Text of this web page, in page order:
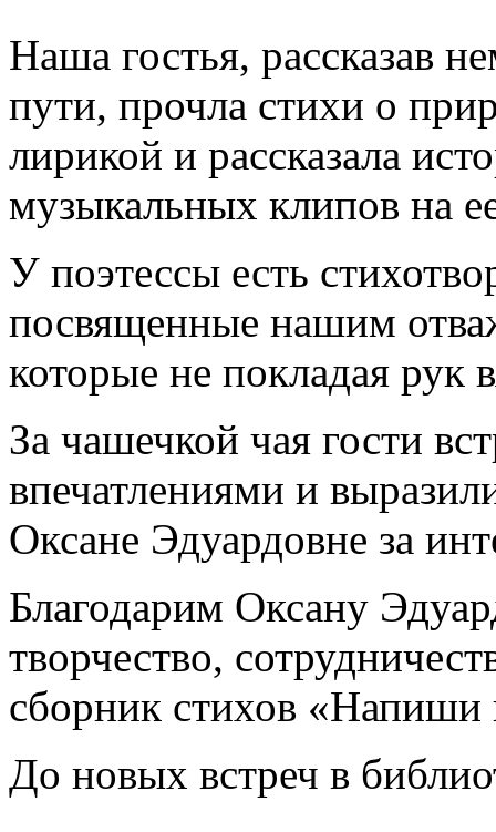
Наша гостья, рассказав
пути, прочла стихи о
лирикой и рассказала
музыкальных клипов на
У поэтессы есть
посвященные нашим
которые не покладая рук
За чашечкой чая гости
впечатлениями и
Оксане Эдуардовне за
Благодарим Оксану
творчество,
сборник стихов «Напиши
До новых встреч в